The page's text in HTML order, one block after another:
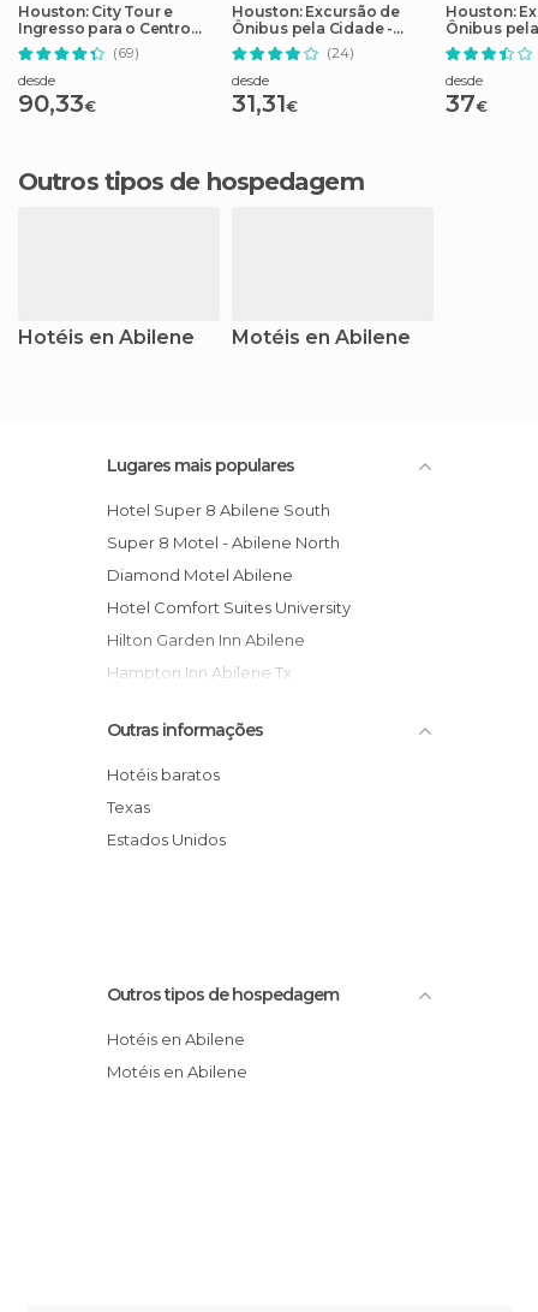
Houston: City Tour e
Ingresso para o Centro
Espacial da NASA
(69)
desde
90,33€
Houston: Excursão de
Ônibus pela Cidade -
Bilhete de 2 Dias
(24)
desde
31,31€
Houston:
Ônibus
desde
37€
Outros tipos de hospedagem
Hotéis en Abilene Motéis en Abilene
Lugares mais populares
Hotel Super 8 Abilene South
Super 8 Motel - Abilene North
Diamond Motel Abilene
Hotel Comfort Suites University
Hilton Garden Inn Abilene
Hampton Inn Abilene Tx
Hotel Comfort Suites of Abilene
Americas Best Value Inn
Hotel Best Western Mall South
BEST WESTERN Abilene Inn & Suites
Outras informações
Hotéis baratos
Texas
Estados Unidos
Outros tipos de hospedagem
Hotéis en Abilene
Motéis en Abilene